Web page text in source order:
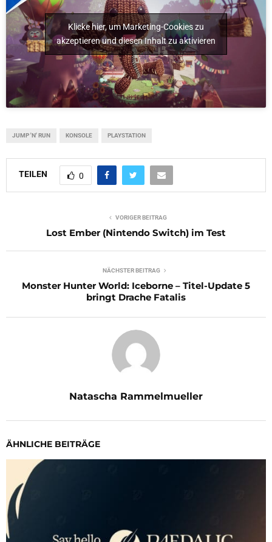
Klicke hier, um Marketing-Cookies zu
akzeptieren und diesen Inhalt zu aktivieren
JUMP 'N' RUN KONSOLE PLAYSTATION
TEILEN 0
VORIGER BEITRAG
Lost Ember (Nintendo Switch) im Test
NÄCHSTER BEITRAG
Monster Hunter World: Iceborne – Titel-Update 5
bringt Drache Fatalis
Natascha Rammelmueller
ÄHNLICHE BEITRÄGE